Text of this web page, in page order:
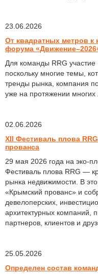
23.06.2026
От квадратных метров
форума
Для команды RRG
поскольку многие темы,
тренды рынка, компания
уже на протяжении многих
02.06.2026
XII Фестиваль плова
прованса
29 мая 2026 года на эко-
Фестиваль плова RRG —
рынка недвижимости. В
«Крымский прованс» и
девелоперских,
архитектурных компаний,
партнеров, клиентов и
25.05.2026
Определен состав